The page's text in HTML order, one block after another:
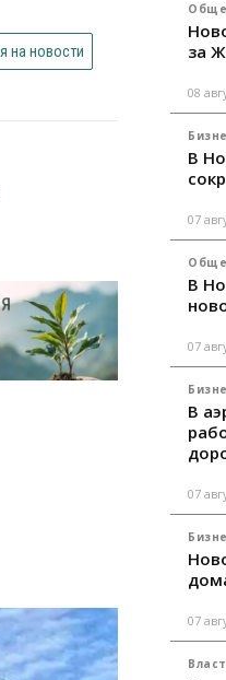
на новости
за
08
В
07
В
07
В
07
07